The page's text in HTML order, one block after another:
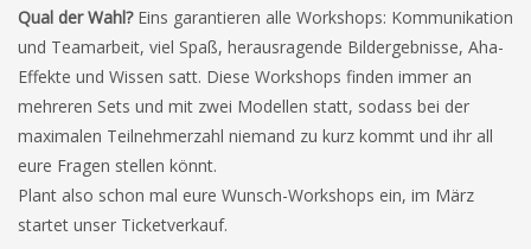
Qual der Wahl?Eins garantieren alle Workshops: Kommunikation
und Teamarbeit, viel Spaß, herausragende Bildergebnisse, Aha-
Effekte und Wissen satt. Diese Workshops finden immer an
mehreren Sets und mit zwei Modellen statt, sodass bei der
maximalen Teilnehmerzahl niemand zu kurz kommt und ihr all
eure Fragen stellen könnt.
Plant also schon mal eure Wunsch-Workshops ein, im März
startet unser Ticketverkauf.